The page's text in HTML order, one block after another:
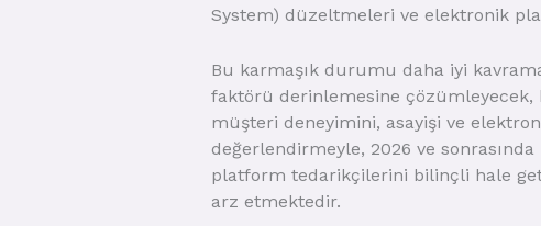
System) düzeltmeleri ve elektronik
Bu karmaşık durumu daha iyi
faktörü derinlemesine çözümleyecek,
müşteri deneyimini, asayişi ve
değerlendirmeyle, 2026 ve
platform tedarikçilerini bilinçli hale
arz etmektedir.